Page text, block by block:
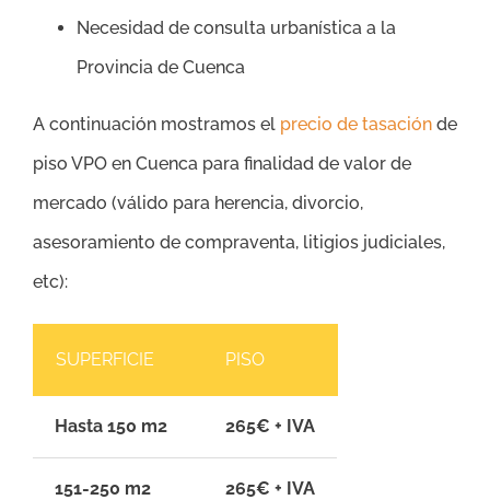
Necesidad de consulta urbanística a la
Provincia de Cuenca
A continuación mostramos el precio de tasación de
piso VPO en Cuenca para finalidad de valor de
mercado (válido para herencia, divorcio,
asesoramiento de compraventa, litigios judiciales,
etc):
SUPERFICIE PISO
Hasta 150 m2 265€ + IVA
151-250 m2 265€ + IVA